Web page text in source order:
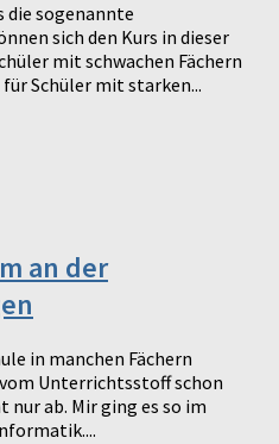
die sogenannte
sich den Kurs in dieser
mit schwachen Fächern
Schüler mit starken...
an der
in manchen Fächern
Unterrichtsstoff schon
ab. Mir ging es so im